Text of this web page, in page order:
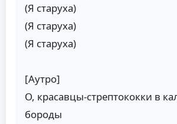
(Я старуха)
(Я старуха)
(Я старуха)
[Аутро]
О, красавцы-стрептококки в
бороды